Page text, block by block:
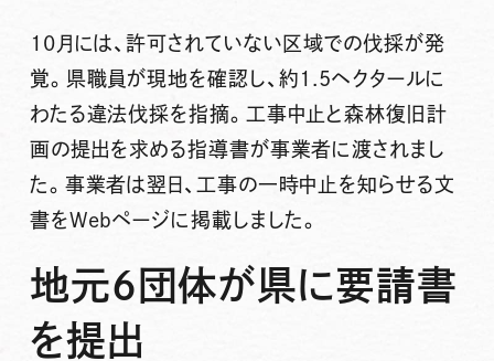
10月には、許可されていない区域での伐採が発
覚。県職員が現地を確認し、約1.5ヘクタールに
わたる違法伐採を指摘。工事中止と森林復旧計
画の提出を求める指導書が事業者に渡されまし
た。事業者は翌日、工事の一時中止を知らせる文
書をWebページに掲載しました。
地元6団体が県に要請書
を提出